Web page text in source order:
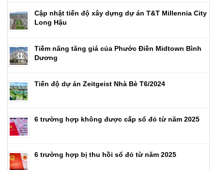
Cập nhật tiến độ xây dựng dự án T&T Millennia City
Long Hậu
Tiềm năng tăng giá của Phước Điền Midtown Bình
Dương
Tiến độ dự án Zeitgeist Nhà Bè T6/2024
6 trường hợp không được cấp sổ đỏ từ năm 2025
6 trường hợp bị thu hồi sổ đỏ từ năm 2025